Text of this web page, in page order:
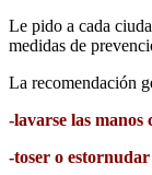
Le pido a cada
medidas de
La recomendación
-lavarse las
-toser o